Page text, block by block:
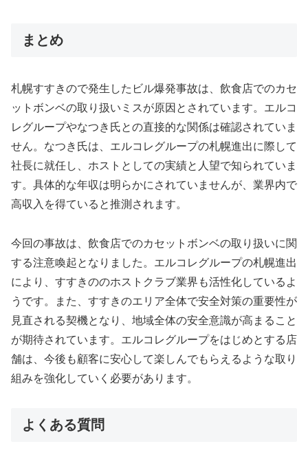
まとめ
札幌すすきので発生したビル爆発事故は、飲食店でのカセ
ットボンベの取り扱いミスが原因とされています。エルコ
レグループやなつき氏との直接的な関係は確認されていま
せん。なつき氏は、エルコレグループの札幌進出に際して
社長に就任し、ホストとしての実績と人望で知られていま
す。具体的な年収は明らかにされていませんが、業界内で
高収入を得ていると推測されます。
今回の事故は、飲食店でのカセットボンベの取り扱いに関
する注意喚起となりました。エルコレグループの札幌進出
により、すすきののホストクラブ業界も活性化しているよ
うです。また、すすきのエリア全体で安全対策の重要性が
見直される契機となり、地域全体の安全意識が高まること
が期待されています。エルコレグループをはじめとする店
舗は、今後も顧客に安心して楽しんでもらえるような取り
組みを強化していく必要があります。
よくある質問